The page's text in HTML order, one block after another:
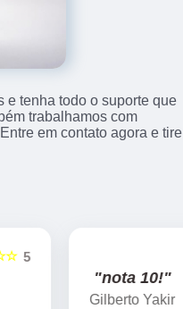
e tenha todo o suporte que
trabalhamos com
em contato agora e tire
5
"nota 10!"
Gilberto Yakir